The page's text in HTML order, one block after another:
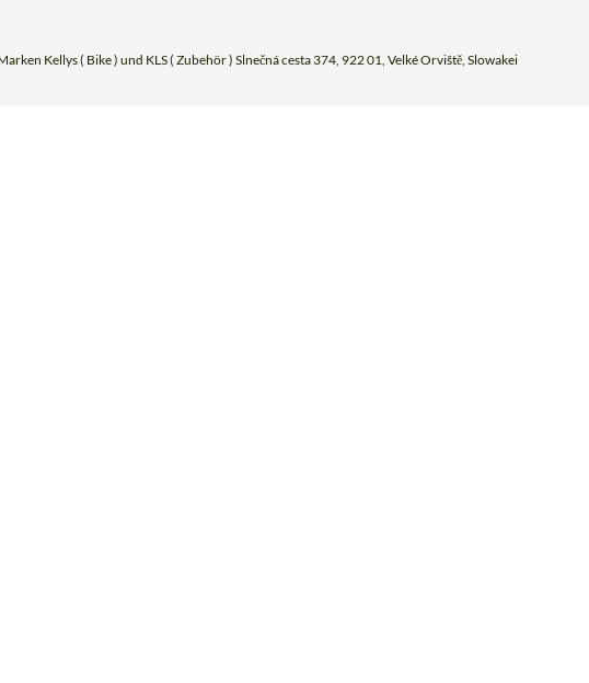
Kellys ( Bike ) und KLS ( Zubehör ) Slnečná cesta 374, 922 01, Velké Orviště, Slowakei